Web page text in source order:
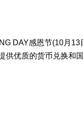
DAY感恩节(10月13
优质的货币兑换和国